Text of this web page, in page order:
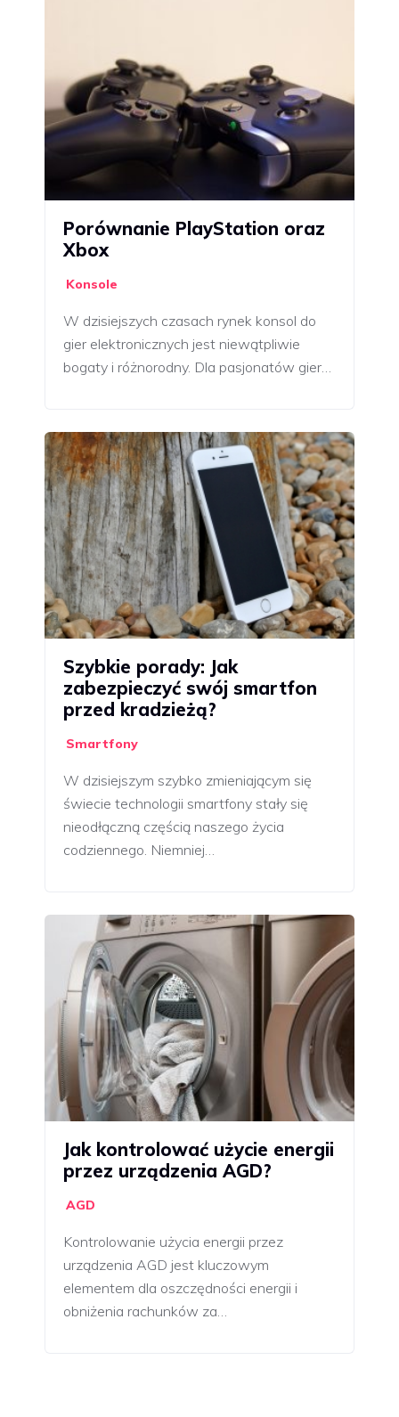
Porównanie PlayStation oraz
Xbox
Konsole
W dzisiejszych czasach rynek konsol do
gier elektronicznych jest niewątpliwie
bogaty i różnorodny. Dla pasjonatów gier…
Szybkie porady: Jak
zabezpieczyć swój smartfon
przed kradzieżą?
Smartfony
W dzisiejszym szybko zmieniającym się
świecie technologii smartfony stały się
nieodłączną częścią naszego życia
codziennego. Niemniej…
Jak kontrolować użycie energii
przez urządzenia AGD?
AGD
Kontrolowanie użycia energii przez
urządzenia AGD jest kluczowym
elementem dla oszczędności energii i
obniżenia rachunków za…